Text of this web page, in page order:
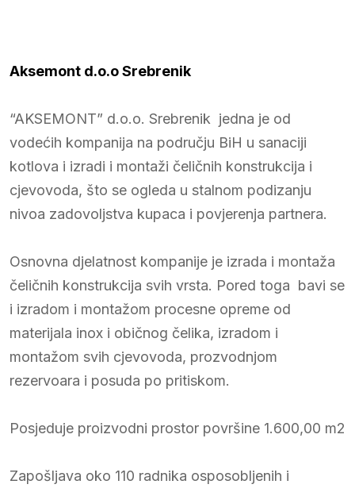
Aksemont d.o.o Srebrenik
“AKSEMONT” d.o.o. Srebrenik jedna je od
vodećih kompanija na području BiH u sanaciji
kotlova i izradi i montaži čeličnih konstrukcija i
cjevovoda, što se ogleda u stalnom podizanju
nivoa zadovoljstva kupaca i povjerenja partnera.
Osnovna djelatnost kompanije je izrada i montaža
čeličnih konstrukcija svih vrsta. Pored toga bavi se
i izradom i montažom procesne opreme od
materijala inox i običnog čelika, izradom i
montažom svih cjevovoda, prozvodnjom
rezervoara i posuda po pritiskom.
Posjeduje proizvodni prostor površine 1.600,00 m2
Zapošljava oko 110 radnika osposobljenih i